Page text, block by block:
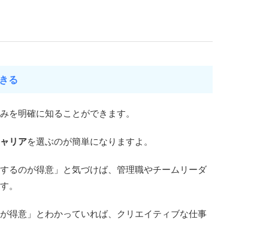
る
を明確に知ることができます。
リアを選ぶのが簡単になりますよ。
るのが得意」と気づけば、管理職やチームリーダ
。
得意」とわかっていれば、クリエイティブな仕事